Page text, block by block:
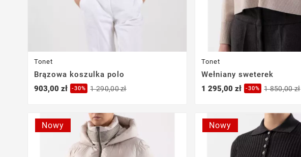
Tonet
Brązowa koszulka polo
903,00 zł
-30% 1 290,00 zł
Tonet
Wełniany sweterek
1 295,00 zł
-30% 1 850,00 zł
Nowy Nowy